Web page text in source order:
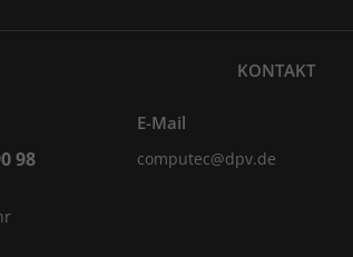
KONTAKT
98
E-Mail
computec@dpv.de